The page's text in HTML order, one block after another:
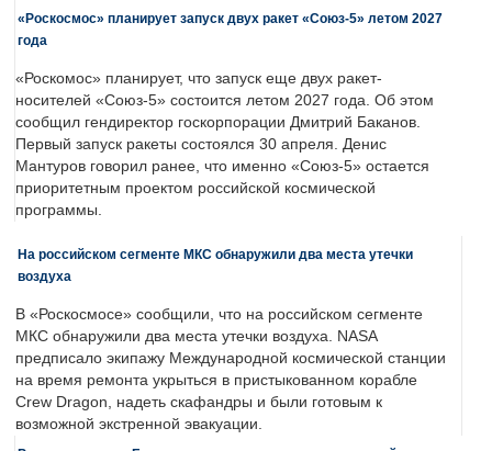
«Роскосмос» планирует запуск двух ракет «Союз-5» летом 2027
года
«Роскомос» планирует, что запуск еще двух ракет-
носителей «Союз-5» состоится летом 2027 года. Об этом
сообщил гендиректор госкорпорации Дмитрий Баканов.
Первый запуск ракеты состоялся 30 апреля. Денис
Мантуров говорил ранее, что именно «Союз-5» остается
приоритетным проектом российской космической
программы.
На российском сегменте МКС обнаружили два места утечки
воздуха
В «Роскосмосе» сообщили, что на российском сегменте
МКС обнаружили два места утечки воздуха. NASA
предписало экипажу Международной космической станции
на время ремонта укрыться в пристыкованном корабле
Crew Dragon, надеть скафандры и были готовым к
возможной экстренной эвакуации.